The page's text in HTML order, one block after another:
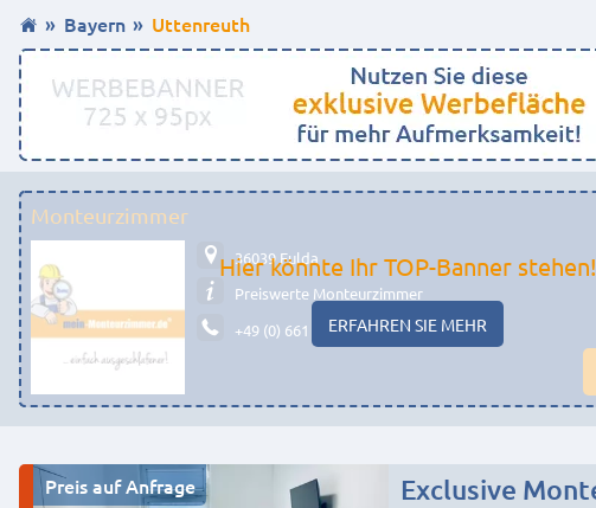
Bayern Uttenreuth
Monteurzimmer
36039 Fulda
Preiswerte Monteurzimmer
+49 (0) 661 - 29 19 14 19
Hier könnte Ihr TOP-Banner stehen!
ERFAHREN SIE MEHR
Preis auf Anfrage